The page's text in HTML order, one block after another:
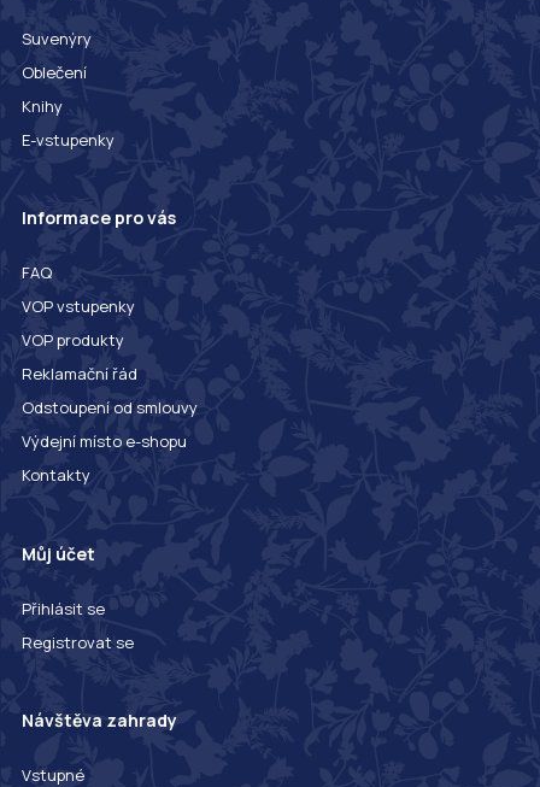
Suvenýry
Oblečení
Knihy
E-vstupenky
Informace pro vás
FAQ
VOP vstupenky
VOP produkty
Reklamační řád
Odstoupení od smlouvy
Výdejní místo e-shopu
Kontakty
Můj účet
Přihlásit se
Registrovat se
Návštěva zahrady
Vstupné